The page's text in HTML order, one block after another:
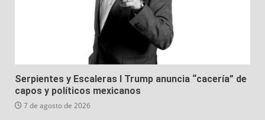
Serpientes y Escaleras I Trump anuncia “cacería” de
capos y políticos mexicanos
7 de agosto de 2026